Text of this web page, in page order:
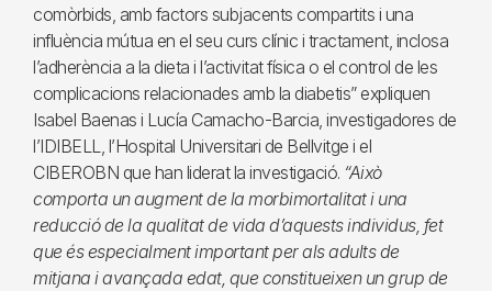
comòrbids, amb factors subjacents compartits i una
influència mútua en el seu curs clínic i tractament, inclosa
l’adherència a la dieta i l’activitat física o el control de les
complicacions relacionades amb la diabetis” expliquen
Isabel Baenas i Lucía Camacho-Barcia, investigadores de
l’IDIBELL, l’Hospital Universitari de Bellvitge i el
CIBEROBN que han liderat la investigació. “Això
comporta un augment de la morbimortalitat i una
reducció de la qualitat de vida d’aquests individus, fet
que és especialment important per als adults de
mitjana i avançada edat, que constitueixen un grup de